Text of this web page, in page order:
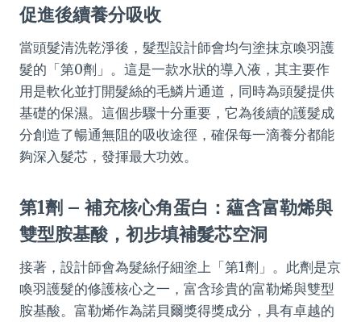
促進後續養分吸收
當頭髮清洗乾淨後，髮型設計師會均勻塗抹京喚羽護
髮的「第0劑」。這是一款水狀的導入液，其主要作
用是軟化並打開髮絲的毛鱗片通道，同時為頭髮提供
基礎的保濕。這個步驟十分重要，它為後續的護髮成
分創造了暢通無阻的吸收途徑，確保每一滴養分都能
夠深入髮芯，發揮最大功效。
第1劑 – 補充核心角蛋白：蘊含富勒烯與
雙型胺基酸，初步填補髮芯空洞
接著，設計師會為髮絲仔細塗上「第1劑」。此劑是京
喚羽護髮的修護核心之一，富含珍貴的富勒烯與雙型
胺基酸。富勒烯作為諾貝爾獎得獎成分，具有卓越的